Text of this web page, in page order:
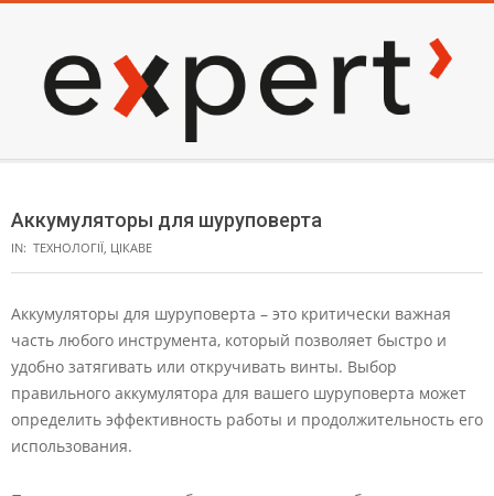
content
EXPERT
Menu
Аккумуляторы для шуруповерта
IN: ТЕХНОЛОГІЇ, ЦІКАВЕ
Аккумуляторы для шуруповерта – это критически важная
часть любого инструмента, который позволяет быстро и
удобно затягивать или откручивать винты. Выбор
правильного аккумулятора для вашего шуруповерта может
определить эффективность работы и продолжительность его
использования.